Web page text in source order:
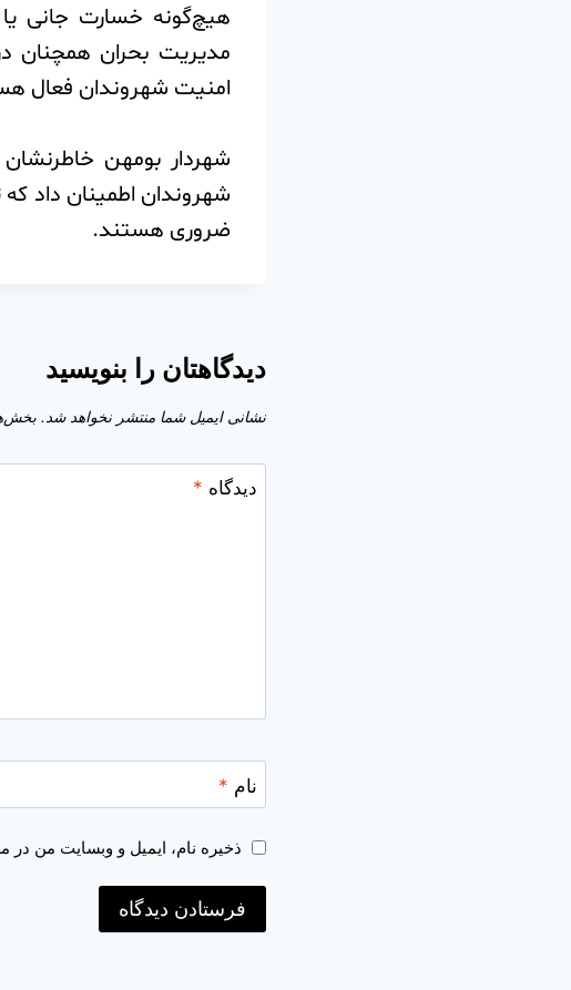
هیچ‌گونه خسارت جانی
مدیریت بحران همچنان
امنیت شهروندان فعال
️شهردار بومهن
شهروندان اطمینان داد
ضروری هستند.
دیدگاهتان را بنویسید
نشانی ایمیل شما منتشر نخواهد شد.
دیدگاه *
نام *
ذخیره نام، ایمیل و وبسایت من در